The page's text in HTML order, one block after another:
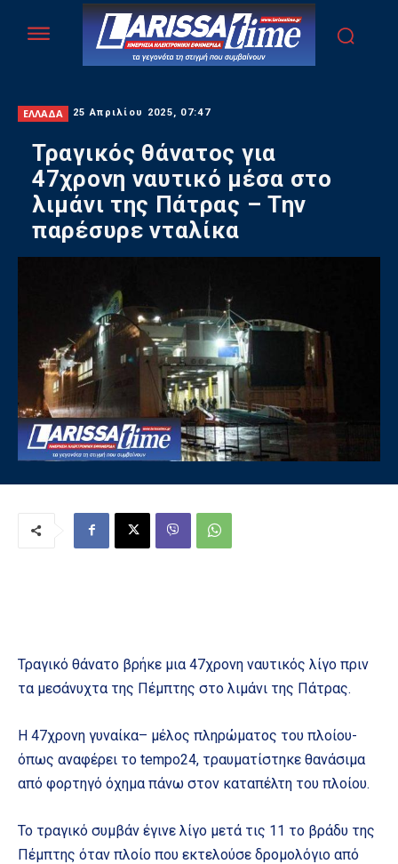
ΕΛΛΑΔΑ 25 Απριλίου 2025, 07:47
Τραγικός θάνατος για
47χρονη ναυτικό μέσα στο
λιμάνι της Πάτρας – Την
παρέσυρε νταλίκα
Τραγικό θάνατο βρήκε μια 47χρονη ναυτικός λίγο πριν
τα μεσάνυχτα της Πέμπτης στο λιμάνι της Πάτρας.
Η 47χρονη γυναίκα– μέλος πληρώματος του πλοίου-
όπως αναφέρει το tempo24, τραυματίστηκε θανάσιμα
από φορτηγό όχημα πάνω στον καταπέλτη του πλοίου.
Το τραγικό συμβάν έγινε λίγο μετά τις 11 το βράδυ της
Πέμπτης όταν πλοίο που εκτελούσε δρομολόγιο από